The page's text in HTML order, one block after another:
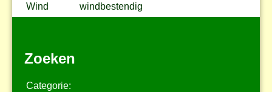
Wind
windbestendig
Zoeken
Categorie: